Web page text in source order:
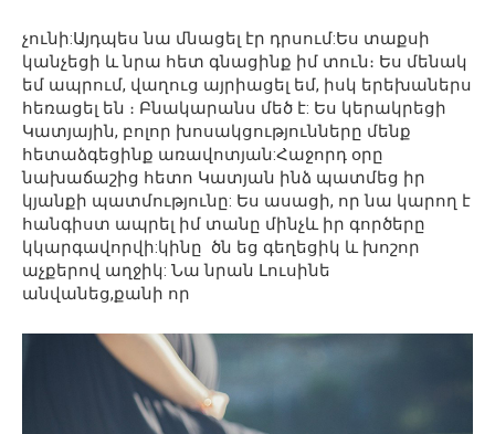
չունի:Այդպես նա մնացել էր դրսում:Ես տաքսի
կանչեցի և նրա հետ գնացինք իմ տուն։ Ես մենակ
եմ ապրում, վաղուց այրիացել եմ, իսկ երեխաներս
հեռացել են ։ Բնակարանս մեծ է: Ես կերակրեցի
Կատյային, բոլոր խոսակցությունները մենք
հետաձգեցինք առավոտյան:Հաջորդ օրը
նախաճաշից հետո Կատյան ինձ պատմեց իր
կյանքի պատմությունը: Ես ասացի, որ նա կարող է
հանգիստ ապրել իմ տանը մինչև իր գործերը
կկարգավորվի:կինը ծն եց գեղեցիկ և խոշոր
աչքերով աղջիկ: Նա նրան Լուսինե
անվանեց,քանի որ